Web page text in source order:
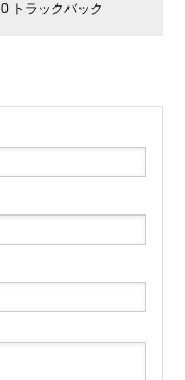
0 トラックバック